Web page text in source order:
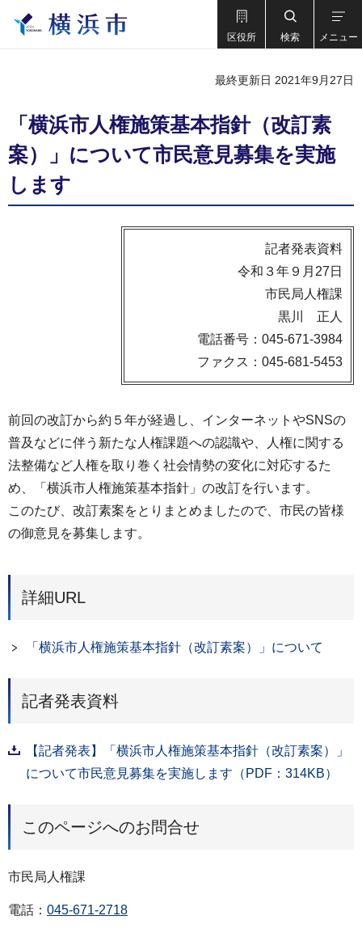
区役所 検索 メニュー
最終更新日 2021年9月27日
「横浜市人権施策基本指針（改訂素
案）」について市民意見募集を実施
します
記者発表資料
令和３年９月27日
市民局人権課
黒川 正人
電話番号：045-671-3984
ファクス：045-681-5453
前回の改訂から約５年が経過し、インターネットやSNSの
普及などに伴う新たな人権課題への認識や、人権に関する
法整備など人権を取り巻く社会情勢の変化に対応するた
め、「横浜市人権施策基本指針」の改訂を行います。
このたび、改訂素案をとりまとめましたので、市民の皆様
の御意見を募集します。
詳細URL
「横浜市人権施策基本指針（改訂素案）」について
記者発表資料
【記者発表】「横浜市人権施策基本指針（改訂素案）」
について市民意見募集を実施します（PDF：314KB）
このページへのお問合せ
市民局人権課
電話： 045-671-2718